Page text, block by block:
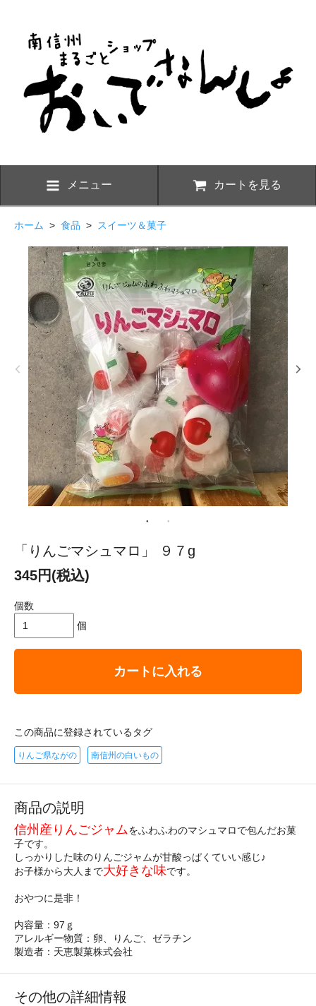
メニュー カートを見る
ホーム > 食品 > スイーツ＆菓子
「りんごマシュマロ」 ９７g
345円(税込)
個数
個
カートに入れる
この商品に登録されているタグ
りんご県ながの 南信州の白いもの
商品の説明
信州産りんごジャムをふわふわのマシュマロで包んだお菓
子です。
しっかりした味のりんごジャムが甘酸っぱくていい感じ♪
お子様から大人まで大好きな味です。
おやつに是非！
内容量：97ｇ
アレルギー物質：卵、りんご、ゼラチン
製造者：天恵製菓株式会社
その他の詳細情報